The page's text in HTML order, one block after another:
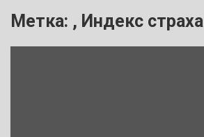
Метка: , Индекс страха